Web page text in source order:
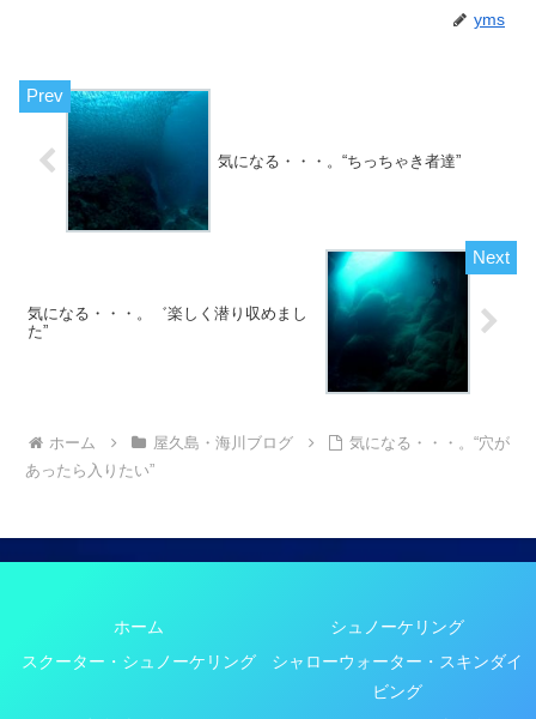
yms
気になる・・・。“ちっちゃき者達”
気になる・・・。゛楽しく潜り収めまし
た”
ホーム 屋久島・海川ブログ
気になる・・・。“穴が
あったら入りたい”
ホーム
シュノーケリング
スクーター・シュノーケリング
シャローウォーター・スキンダイ
ビング